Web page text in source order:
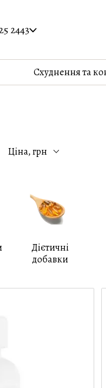
2443
Cхуднення та
Ціна, грн
Дієтичні
добавки